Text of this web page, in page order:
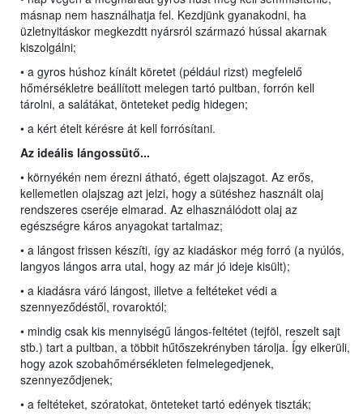
másnap nem használhatja fel. Kezdjünk gyanakodni, ha
üzletnyitáskor megkezdtt nyársról származó hússal akarnak
kiszolgálni;
• a gyros húshoz kínált köretet (például rizst) megfelelő
hőmérsékletre beállított melegen tartó pultban, forrón kell
tárolni, a salátákat, önteteket pedig hidegen;
• a kért ételt kérésre át kell forrósítani.
Az ideális lángossütő...
• környékén nem érezni átható, égett olajszagot. Az erős,
kellemetlen olajszag azt jelzi, hogy a sütéshez használt olaj
rendszeres cseréje elmarad. Az elhasználódott olaj az
egészségre káros anyagokat tartalmaz;
• a lángost frissen készíti, így az kiadáskor még forró (a nyúlós,
langyos lángos arra utal, hogy az már jó ideje kisült);
• a kiadásra váró lángost, illetve a feltéteket védi a
szennyeződéstől, rovaroktól;
• mindig csak kis mennyiségű lángos-feltétet (tejföl, reszelt sajt
stb.) tart a pultban, a többit hűtőszekrényben tárolja. Így elkerüli,
hogy azok szobahőmérsékleten felmelegedjenek,
szennyeződjenek;
• a feltéteket, szóratokat, önteteket tartó edények tiszták;